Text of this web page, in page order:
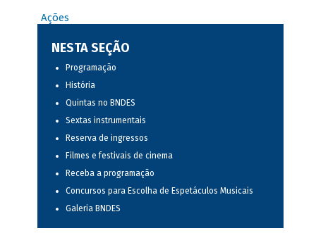
Ações
NESTA SEÇÃO
Programação
História
Quintas no BNDES
Sextas instrumentais
Reserva de ingressos
Filmes e festivais de cinema
Receba a programação
Concursos para Escolha de Espetáculos Musicais
Galeria BNDES